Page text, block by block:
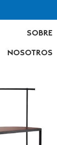
SOBRE
NOSOTROS